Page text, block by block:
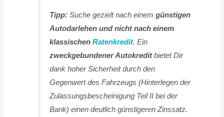
Tipp: Suche gezielt nach einemgünstigen
Autodarlehen und nicht nach einem
klassischenRatenkredit. Ein
zweckgebundener Autokreditbietet Dir
dank hoher Sicherheit durch den
Gegenwert des Fahrzeugs (Hinterlegen der
Zulassungsbescheinigung Teil II bei der
Bank) einen deutlich günstigeren Zinssatz.